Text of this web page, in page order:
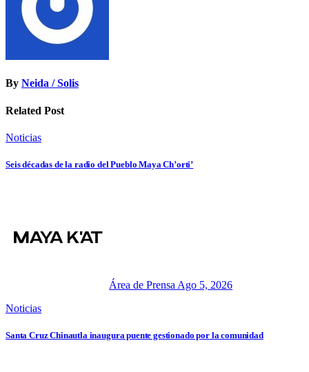
By Neida / Solis
Related Post
Noticias
Seis décadas de la radio del Pueblo Maya Ch’orti’
Área de Prensa Ago 5, 2026
Noticias
Santa Cruz Chinautla inaugura puente gestionado por la comunidad